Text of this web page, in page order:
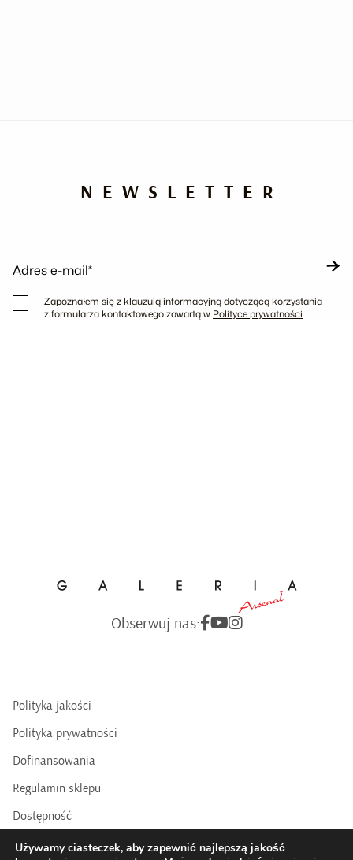
NEWSLETTER
Adres e-mail*
Zapoznałem się z klauzulą informacyjną dotyczącą korzystania
z formularza kontaktowego zawartą w Polityce prywatności
Obserwuj nas:
Polityka jakości
Polityka prywatności
Dofinansowania
Regulamin sklepu
Dostępność
BIP
Używamy ciasteczek, aby zapewnić najlepszą jakość